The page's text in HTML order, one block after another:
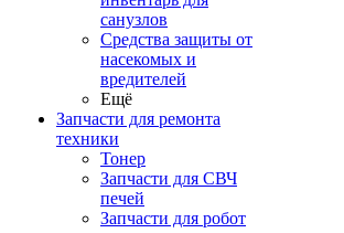
санузлов
Средства защиты от
насекомых и
вредителей
Ещё
Запчасти для ремонта
техники
Тонер
Запчасти для СВЧ
печей
Запчасти для робот